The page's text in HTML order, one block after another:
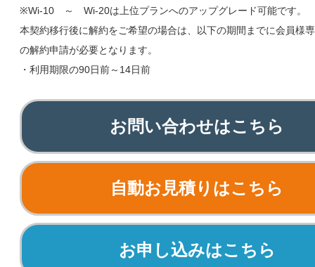
※Wi-10 ～ Wi-20は上位プランへのアップグレード可能です。
本契約移行後に解約をご希望の場合は、以下の期間までに会員様
の解約申請が必要となります。
・利用期限の90日前～14日前
お問い合わせはこちら
自動お見積りはこちら
お申し込みはこちら